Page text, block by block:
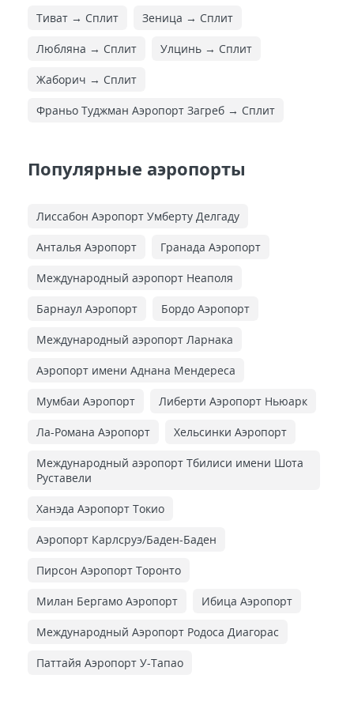
Тиват → Сплит Зеница → Сплит
Любляна → Сплит Улцинь → Сплит
Жаборич → Сплит
Франьо Туджман Аэропорт Загреб → Сплит
Популярные аэропорты
Лиссабон Аэропорт Умберту Делгаду
Анталья Аэропорт Гранада Аэропорт
Международный аэропорт Неаполя
Барнаул Аэропорт Бордо Аэропорт
Международный аэропорт Ларнака
Аэропорт имени Аднана Мендереса
Мумбаи Аэропорт Либерти Аэропорт Ньюарк
Ла-Романа Аэропорт Хельсинки Аэропорт
Международный аэропорт Тбилиси имени Шота
Руставели
Ханэда Аэропорт Токио
Аэропорт Карлсруэ/Баден-Баден
Пирсон Аэропорт Торонто
Милан Бергамо Аэропорт Ибица Аэропорт
Международный Аэропорт Родоса Диагорас
Паттайя Аэропорт У-Тапао